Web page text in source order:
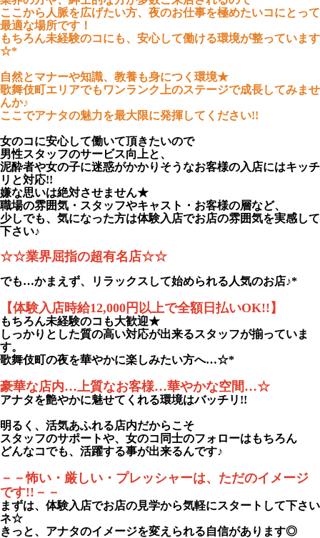
ここから人脈を広げたい方、夜のお仕事を極めたいコにとって
最適な場所です！
もちろん未経験のコにも、安心して働ける環境が整っています
☆*
自然とマナーや知識、教養も身につく環境★
歌舞伎町エリアでもワンランク上のステージで成長してみませ
んか♪
ここでアナタの魅力を最大限に発揮してください!!
女のコに安心して働いて頂きたいので
男性スタッフのサービス向上と、
泥酔者や女の子に迷惑がかかりそうなお客様の入店にはキッチ
リと対応!!
嫌な思いは絶対させません★
職場の雰囲気・スタッフやキャスト・お客様の層など、
少しでも、気になった方は体験入店でお店の雰囲気を実感して
下さい♪
☆☆業界屈指の超有名店☆☆
でも…かまえず、リラックスして始められる人気のお店♪*
【体験入店時給12,000円以上で全額日払いOK!!】
もちろん未経験のコも大歓迎★
しっかりとした質の高い対応が出来るスタッフが揃っていま
す。
歌舞伎町の夜を華やかに楽しみたい方へ…☆*
豪華な店内…上質なお客様…華やかな空間…☆
アナタを艶やかに魅せてくれる環境はバッチリ!!
明るく、活気あふれる店内だからこそ
スタッフのサポートや、女のコ同士のフォローはもちろん
どんなコでも、活躍する事が出来るんです♪
－－怖い・厳しい・プレッシャーは、ただのイメージ
です!!－－
まずは、体験入店でお店の見学から気軽にスタートして下さい
ネ☆
きっと、アナタのイメージを変えられる自信があります◎